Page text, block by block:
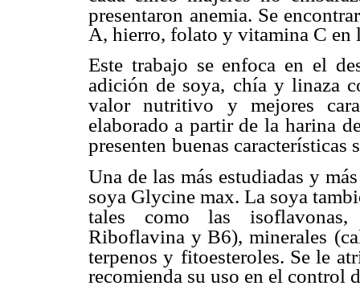
presentaron anemia. Se
A, hierro, folato y vitamina C en
Este trabajo se enfoca en el
adición de soya, chía y linaza
valor nutritivo y mejores
elaborado a partir de la harina
presenten buenas características
Una de las más estudiadas y
soya Glycine max. La soya
tales como las isoflavonas,
Riboflavina y B6), minerales
terpenos y fitoesteroles. Se le
recomienda su uso en el control